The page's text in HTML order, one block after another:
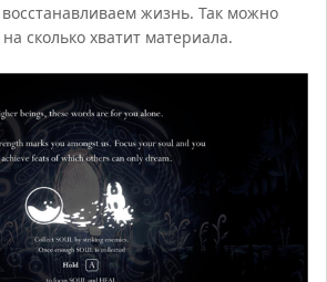
жизнь. Так можно
сколько хватит материала.